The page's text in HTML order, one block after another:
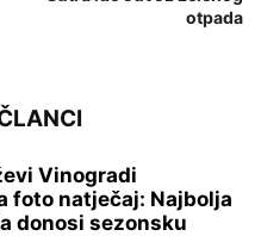
otpada
Vinogradi
foto natječaj: Najbolja
donosi sezonsku